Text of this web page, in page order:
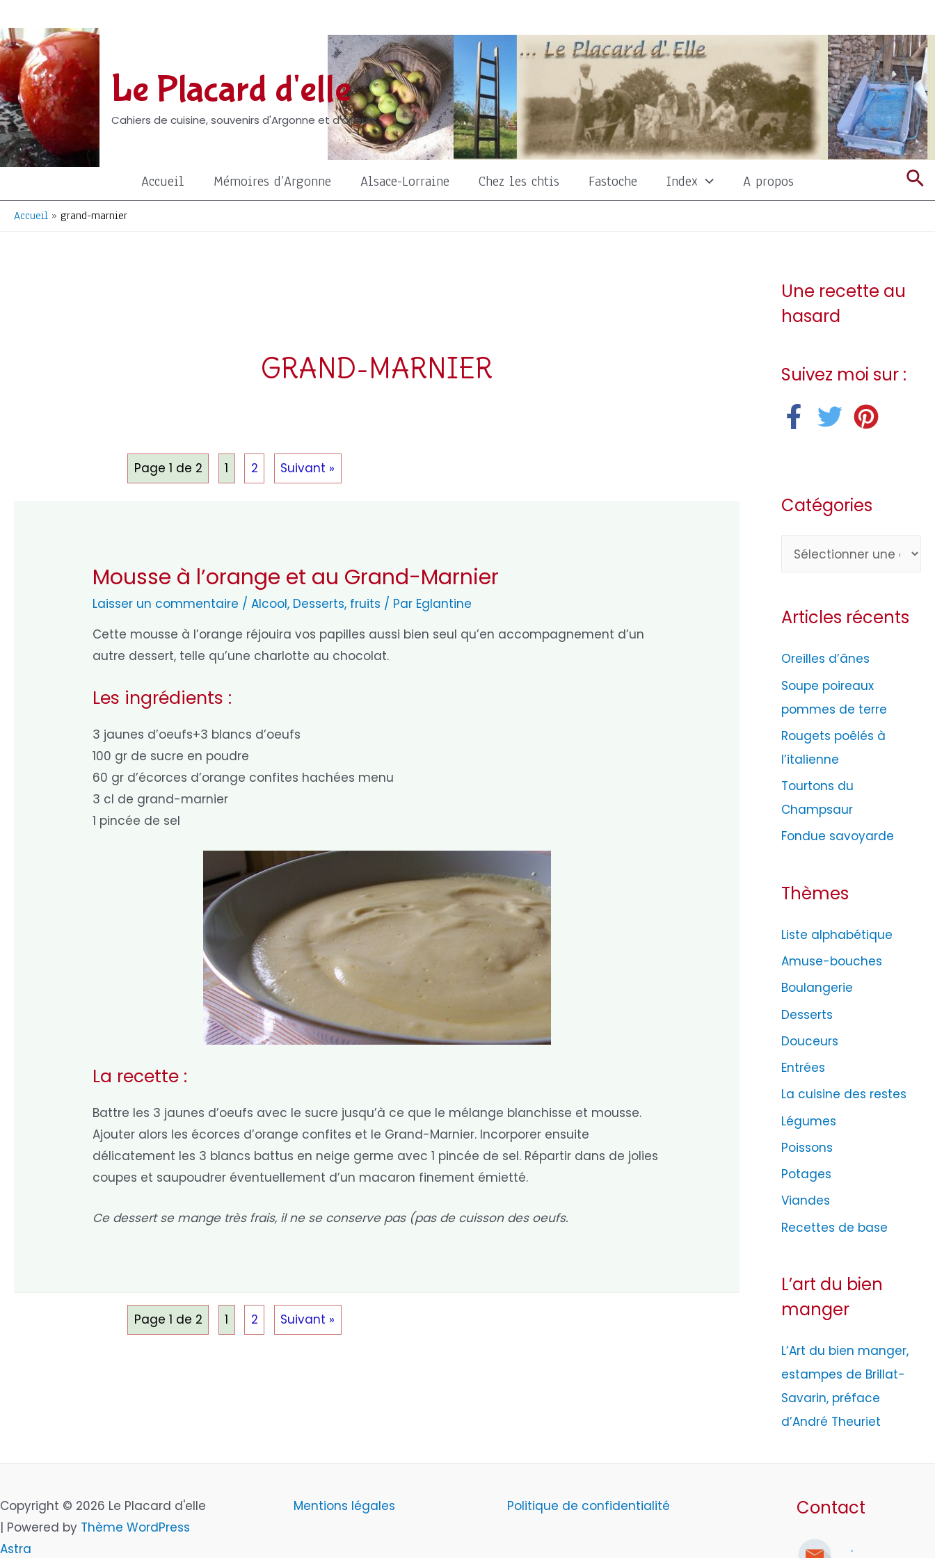
au
contenu
Le Placard d'elle
Cahiers de cuisine, souvenirs d'Argonne et d'ailleurs
Accueil Mémoires d’Argonne Alsace-Lorraine Chez les chtis Fastoche Index A propos
Accueil grand-marnier
GRAND-MARNIER
Page 1 de 2 1 2 Suivant »
Mousse à l’orange et au Grand-Marnier
Laisser un commentaire /Alcool, Desserts, fruits / Par Eglantine
Cette mousse à l’orange réjouira vos papilles aussi bien seul qu’en accompagnement d’un
autre dessert, telle qu’une charlotte au chocolat.
Les ingrédients :
3 jaunes d’oeufs+3 blancs d’oeufs
100 gr de sucre en poudre
60 gr d’écorces d’orange confites hachées menu
3 cl de grand-marnier
1 pincée de sel
La recette :
Battre les 3 jaunes d’oeufs avec le sucre jusqu’à ce que le mélange blanchisse et mousse.
Ajouter alors les écorces d’orange confites et le Grand-Marnier. Incorporer ensuite
délicatement les 3 blancs battus en neige germe avec 1 pincée de sel. Répartir dans de jolies
coupes et saupoudrer éventuellement d’un macaron finement émietté.
Ce dessert se mange très frais, il ne se conserve pas (pas de cuisson des oeufs.
Page 1 de 2 1 2 Suivant »
Une recette au
hasard
Suivez moi sur :
Catégories
é
o
r
i
e
s
Articles récents
Oreilles d’ânes
Soupe poireaux
pommes de terre
Rougets poêlés à
l’italienne
Tourtons du
Champsaur
Fondue savoyarde
Thèmes
Liste alphabétique
Amuse-bouches
Boulangerie
Desserts
Douceurs
Entrées
La cuisine des restes
Légumes
Poissons
Potages
Viandes
Recettes de base
L’art du bien
manger
L’Art du bien manger,
estampes de Brillat-
Savarin, préface
d’André Theuriet
Copyright © 2026 Le Placard d'elle
| Powered by Thème WordPress
Astra
Mentions légales Politique de confidentialité Contact
.